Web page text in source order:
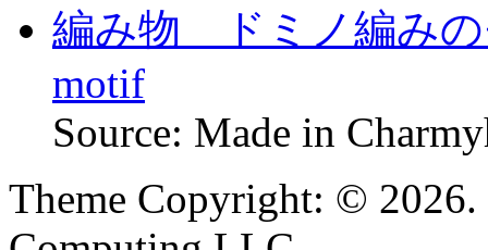
編み物 ドミノ編みの
motif
Source: Made in
Theme Copyright: ©